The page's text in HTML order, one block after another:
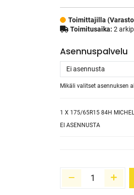
Toimittajilla
Toimitusaika: 2
Asennuspalvelu
Mikäli valitset asennuksen
1 X 175/65R15 84H
EI ASENNUSTA